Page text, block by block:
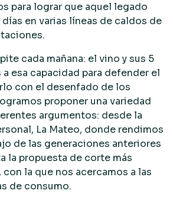
para lograr que aquel legado
en varias líneas de caldos de
cada mañana: el vino y sus 5
esa capacidad para defender el
con el desenfado de los
proponer una variedad
argumentos: desde la
La Mateo, donde rendimos
de las generaciones anteriores
la propuesta de corte más
la que nos acercamos a las
de consumo.